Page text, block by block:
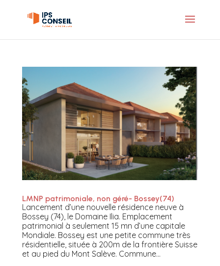
LMNP patrimoniale, non géré- Bossey(74)
Lancement d’une nouvelle résidence neuve à
Bossey (74), le Domaine Ilia. Emplacement
patrimonial à seulement 15 mn d’une capitale
Mondiale. Bossey est une petite commune très
résidentielle, située à 200m de la frontière Suisse
et au pied du Mont Salève. Commune...